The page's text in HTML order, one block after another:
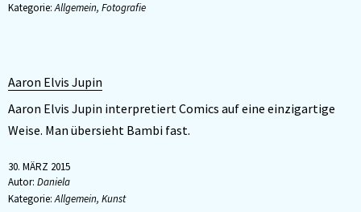
Kategorie:Allgemein, Fotografie
Aaron Elvis Jupin
Aaron Elvis Jupin interpretiert Comics auf eine einzigartige
Weise. Man übersieht Bambi fast.
30. MÄRZ 2015
Autor: Daniela
Kategorie:Allgemein, Kunst